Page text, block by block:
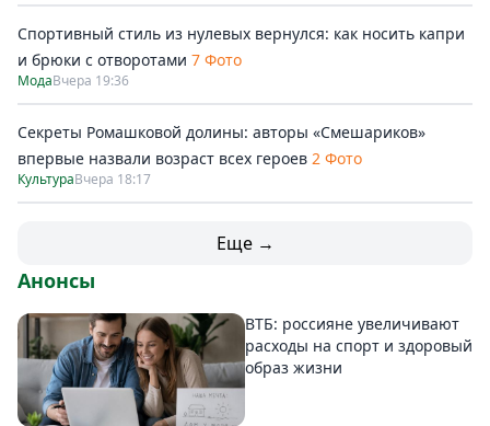
Спортивный стиль из нулевых вернулся: как носить капри
и брюки с отворотами 7 Фото
МодаВчера 19:36
Секреты Ромашковой долины: авторы «Смешариков»
впервые назвали возраст всех героев 2 Фото
КультураВчера 18:17
Еще →
Анонсы
ВТБ: россияне увеличивают
расходы на спорт и здоровый
образ жизни